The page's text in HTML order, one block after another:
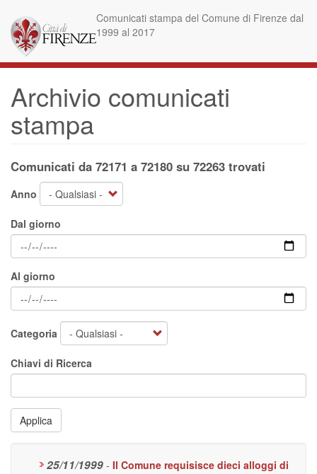
contenuto
principale
Comunicati stampa del Comune di Firenze dal
1999 al 2017
Archivio comunicati
stampa
Comunicati da 72171 a 72180 su 72263 trovati
Anno
Dal giorno
Al giorno
Categoria
Chiavi di Ricerca
Applica
25/11/1999 - Il Comune requisisce dieci alloggi di